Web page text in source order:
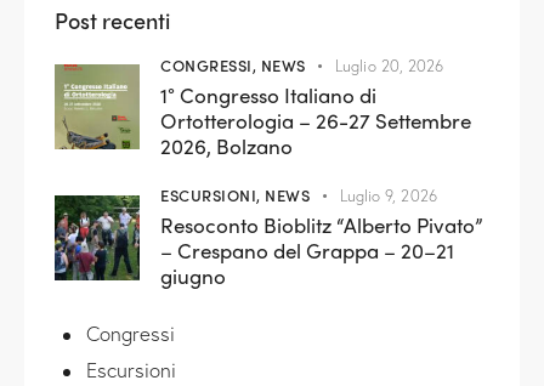
Post recenti
CONGRESSI, NEWS Luglio 20, 2026
1° Congresso Italiano di
Ortotterologia – 26-27 Settembre
2026, Bolzano
ESCURSIONI, NEWS Luglio 9, 2026
Resoconto Bioblitz “Alberto Pivato”
– Crespano del Grappa – 20–21
giugno
Congressi
Escursioni